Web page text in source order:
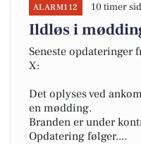
ALARM112 10 timer
Ildløs i
Seneste opdateringer
X:
Det oplyses ved
en mødding.
Branden er under
Opdatering følger....